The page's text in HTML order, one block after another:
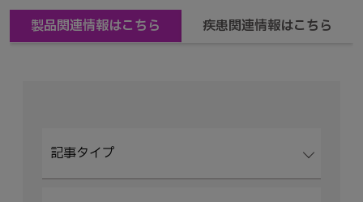
製品関連情報はこちら 疾患関連情報はこちら
記事タイプ